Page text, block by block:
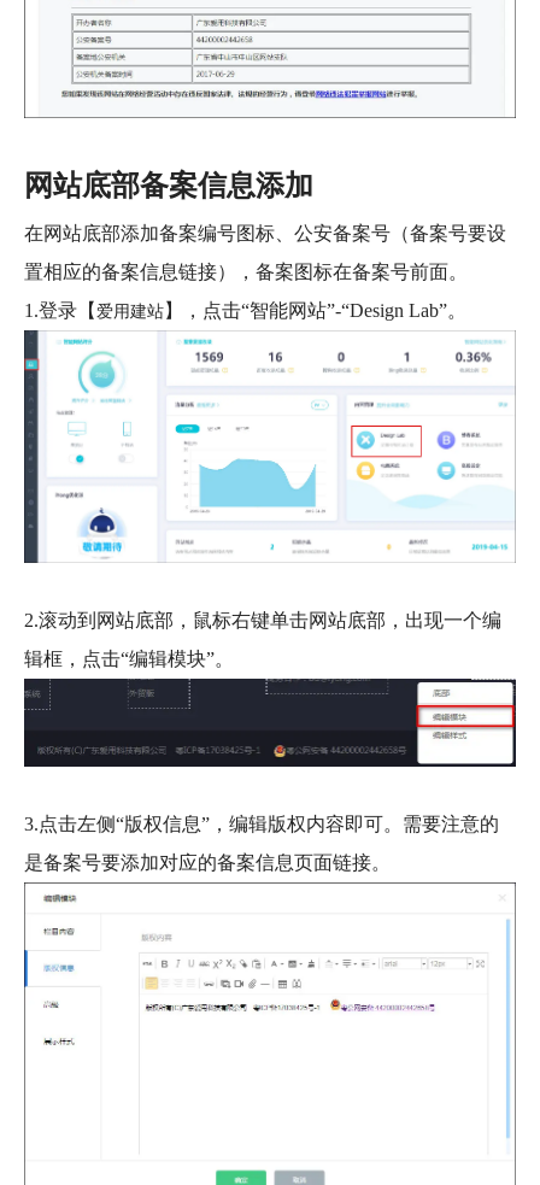
网站底部备案信息添加
在网站底部添加备案编号图标、公安备案号（备案号要设
置相应的备案信息链接），备案图标在备案号前面。
1.登录【 爱用建站 】，点击“智能网站”-“Design Lab”。
2.滚动到网站底部，鼠标右键单击网站底部，出现一个编
辑框，点击“编辑模块”。
3.点击左侧“版权信息”，编辑版权内容即可。需要注意的
是备案号要添加对应的备案信息页面链接。